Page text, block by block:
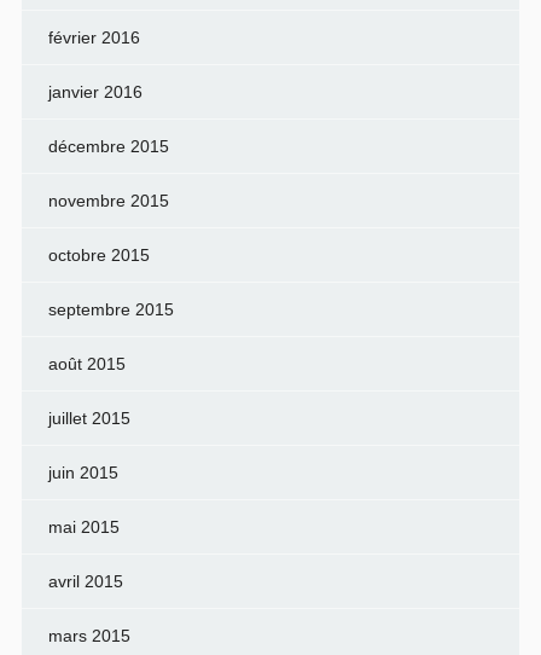
février 2016
janvier 2016
décembre 2015
novembre 2015
octobre 2015
septembre 2015
août 2015
juillet 2015
juin 2015
mai 2015
avril 2015
mars 2015